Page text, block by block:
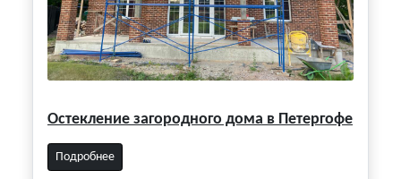
Остекление загородного дома в Петергофе
Подробнее